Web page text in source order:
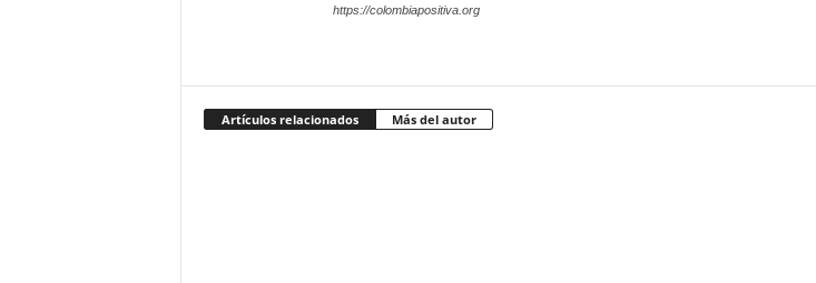
https://colombiapositiva.org
Artículos relacionados Más del autor